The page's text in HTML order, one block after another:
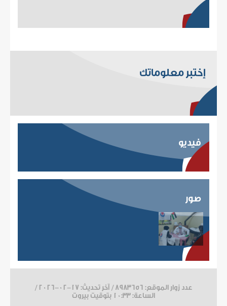
إختبر معلوماتك
فيديو
صور
عدد زوار الموقع: 8983656 / آخر تحديث: 2026-02-17
/
الساعة: 10:33 بتوقيت بيروت